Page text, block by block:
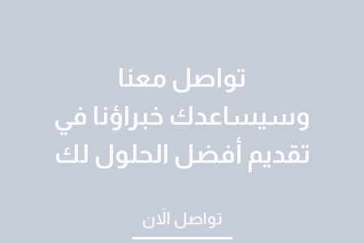
تواصل معنا
وسيساعدك خبراؤنا في
تقديم أفضل الحلول لك
تواصل الاَن